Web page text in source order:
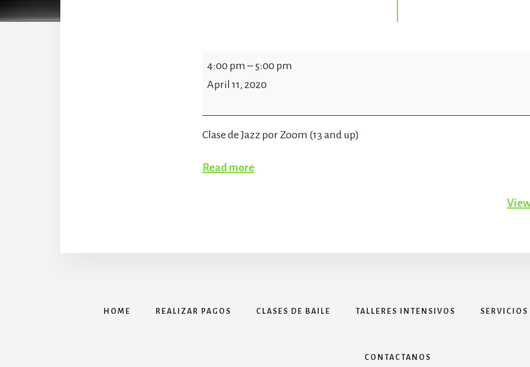
Jazz
Zoom
4:00 pm – 5:00 pm
April 11, 2020
Clase de Jazz por Zoom (13 and up)
Read more
HOME REALIZAR PAGOS CLASES DE BAILE TALLERES INTENSIVOS
CONTACTANOS